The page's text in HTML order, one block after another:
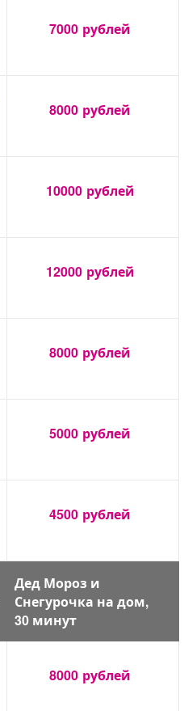
7000 рублей
8000 рублей
10000 рублей
12000 рублей
8000 рублей
5000 рублей
4500 рублей
Дед Мороз и
Снегурочка на дом,
30 минут
8000 рублей